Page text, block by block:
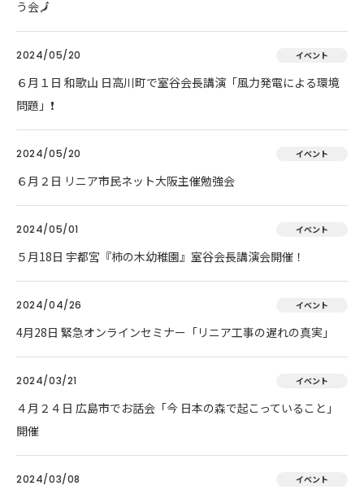
う会🗾
2024/05/20 イベント
６月１日 和歌山 日高川町で室谷会長講演「風力発電による環境
問題」❗
2024/05/20 イベント
６月２日 リニア市民ネット大阪主催勉強会
2024/05/01 イベント
５月18日 宇都宮『柿の木幼稚園』室谷会長講演会開催！
2024/04/26 イベント
4月28日 緊急オンラインセミナー「リニア工事の遅れの真実」
2024/03/21 イベント
４月２４日 広島市でお話会「今 日本の森で起こっていること」
開催
2024/03/08 イベント